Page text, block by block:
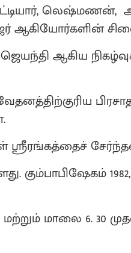
லெஷ்மணன்,
ஆகியோர்களின்
ஆகிய
ஸ்ரீரங்கத்தைச்
கும்பாபிஷேகம்
மாலை 6. 30